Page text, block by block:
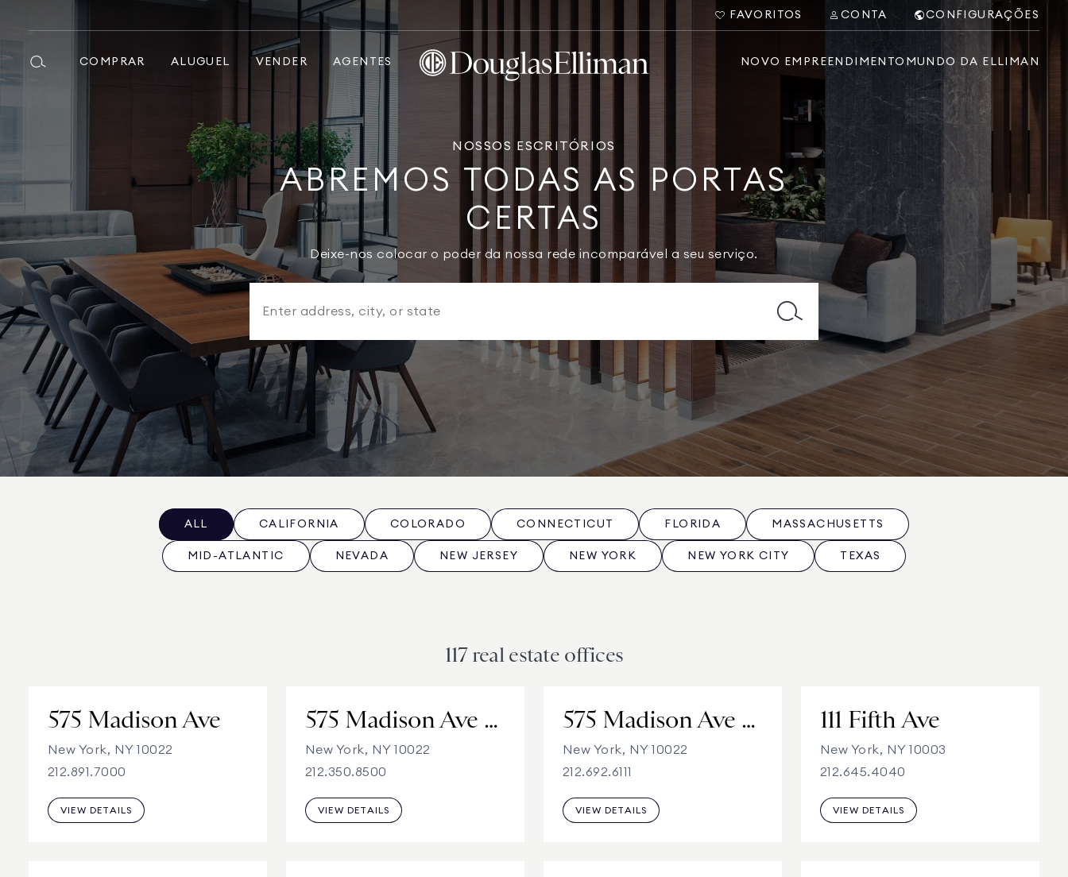
FAVORITOS CONTA CONFIGURAÇÕES
COMPRAR ALUGUEL VENDER AGENTES NOVO EMPREENDIMENTO MUNDO DA ELLIMAN
NOSSOS ESCRITÓRIOS
ABREMOS TODAS AS PORTAS
CERTAS
Deixe-nos colocar o poder da nossa rede incomparável a seu serviço.
ALL CALIFORNIA COLORADO CONNECTICUT FLORIDA MASSACHUSETTS
MID-ATLANTIC NEVADA NEW JERSEY NEW YORK NEW YORK CITY TEXAS
117 real estate offices
575 Madison Ave
New York, NY 10022
212.891.7000
VIEW DETAILS
575 Madison Ave - Third Floor
New York, NY 10022
212.350.8500
VIEW DETAILS
575 Madison Ave - Third Floor
New York, NY 10022
212.692.6111
VIEW DETAILS
111 Fifth Ave
New York, NY 10003
212.645.4040
VIEW DETAILS